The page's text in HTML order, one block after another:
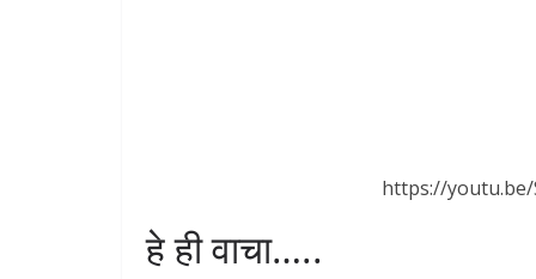
https://youtu.be/
हे ही वाचा…..